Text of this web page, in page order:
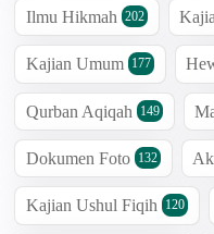
Ilmu Hikmah 202
Kajian Umum 177
Qurban Aqiqah 149
Dokumen Foto 132
Kajian Ushul Fiqih 120